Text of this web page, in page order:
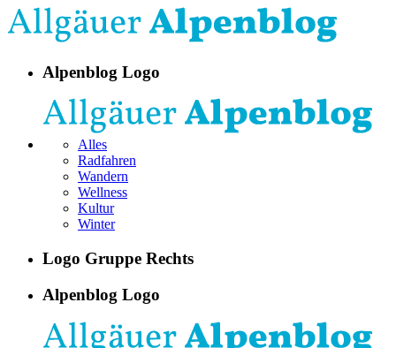
Alpenblog Logo
Alles
Radfahren
Wandern
Wellness
Kultur
Winter
Logo Gruppe Rechts
Alpenblog Logo